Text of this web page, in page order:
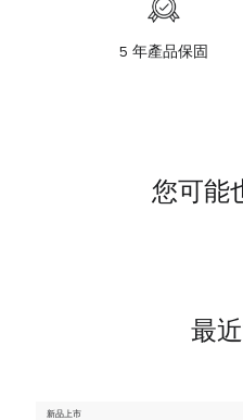
5 年產品保固
您可能
最
新品上市